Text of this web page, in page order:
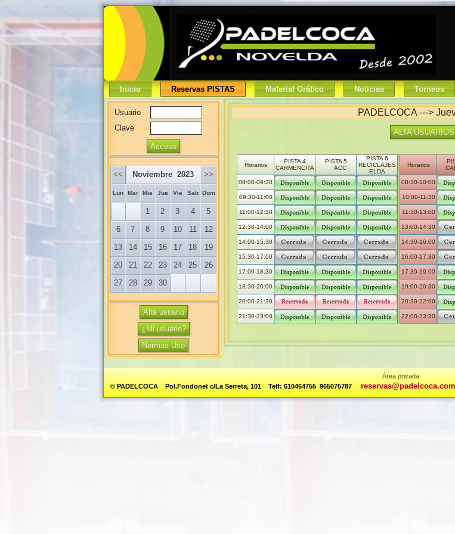
Inicio Reservas PISTAS Material Gráfico Noticias Torneos
Usuario
Clave
<< Noviembre 2023 >>
Lun Mar Mie Jue Vie Sab Dom
1 2 3 4
5
6
7 8 9 10 11
12
13
14 15 16 17 18
19
20
21 22 23 24 25
26
27
28 29 30
Alta usuario
¿Mi usuario?
Normas Uso
PADELCOCA --->
ALTA
Horarios
PISTA 4
CARMENCITA
PISTA 5
ACC
PISTA 6
RECICLAJES
ELDA
Horarios
08:00-09:30 08:30-10:00
09:30-11:00 10:00-11:30
11:00-12:30 11:30-13:00
12:30-14:00 13:00-14:30
14:00-15:30 14:30-16:00
15:30-17:00 16:00-17:30
17:00-18:30 17:30-19:00
18:30-20:00 19:00-20:30
20:00-21:30 20:30-22:00
21:30-23:00 22:00-23:30
Área privada
© PADELCOCA Pol.Fondonet c/La Serreta, 101 Telf: 610464755 ­965075787 reservas@padelcoca.com